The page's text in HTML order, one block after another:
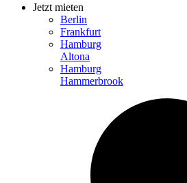
Jetzt mieten
Berlin
Frankfurt
Hamburg
Altona
Hamburg
Hammerbrook